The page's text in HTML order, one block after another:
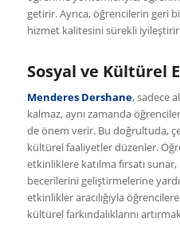
getirir. Ayrıca, öğrencilerin geri
hizmet kalitesini sürekli
Sosyal ve Kültürel
Menderes Dershane, sadece
kalmaz, aynı zamanda
de önem verir. Bu doğrultuda,
kültürel faaliyetler düzenler.
etkinliklere katılma fırsatı
becerilerini geliştirmelerine
etkinlikler aracılığıyla
kültürel farkındalıklarını